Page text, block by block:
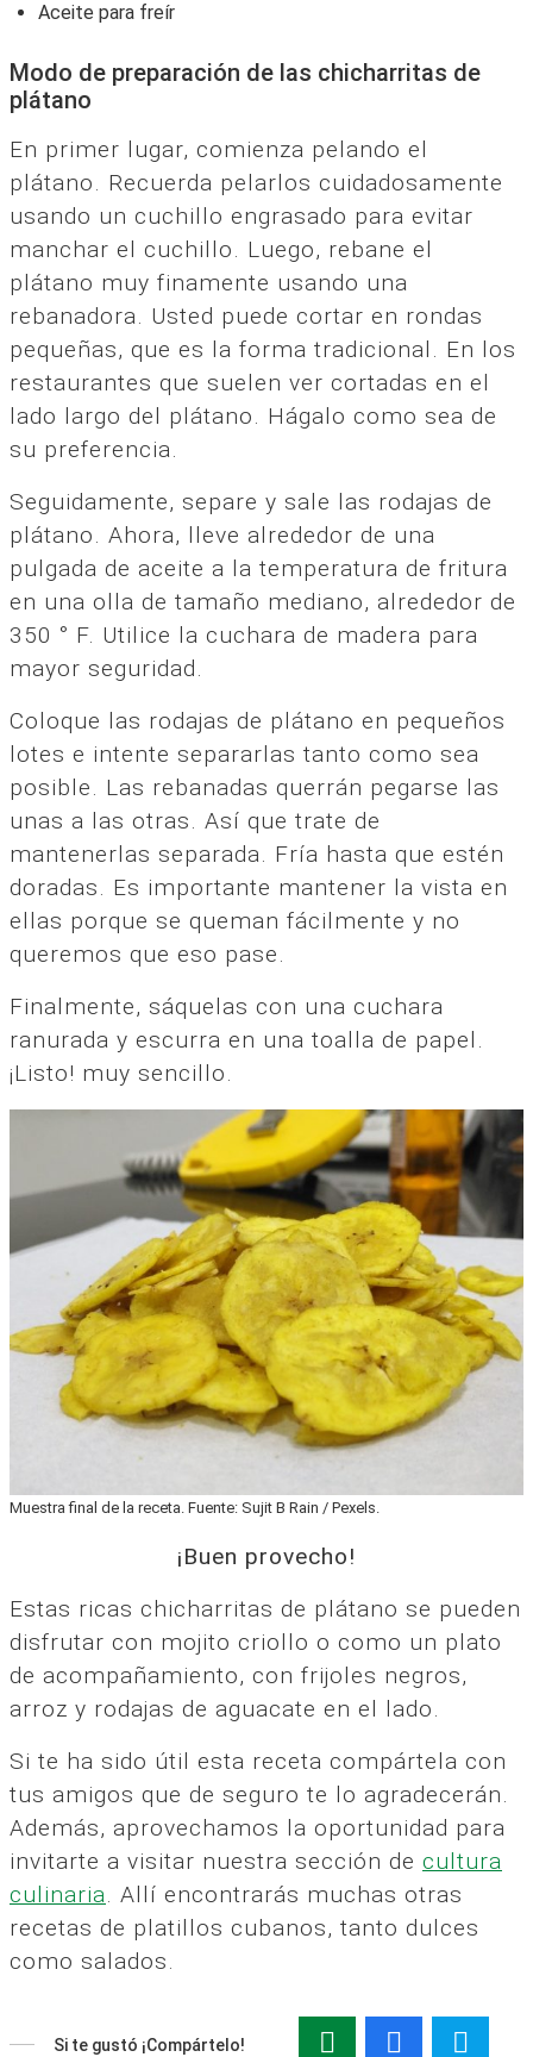
Aceite para freír
Modo de preparación de las chicharritas de
plátano
En primer lugar, comienza pelando el
plátano. Recuerda pelarlos cuidadosamente
usando un cuchillo engrasado para evitar
manchar el cuchillo. Luego, rebane el
plátano muy finamente usando una
rebanadora. Usted puede cortar en rondas
pequeñas, que es la forma tradicional. En los
restaurantes que suelen ver cortadas en el
lado largo del plátano. Hágalo como sea de
su preferencia.
Seguidamente, separe y sale las rodajas de
plátano. Ahora, lleve alrededor de una
pulgada de aceite a la temperatura de fritura
en una olla de tamaño mediano, alrededor de
350 ° F. Utilice la cuchara de madera para
mayor seguridad.
Coloque las rodajas de plátano en pequeños
lotes e intente separarlas tanto como sea
posible. Las rebanadas querrán pegarse las
unas a las otras. Así que trate de
mantenerlas separada. Fría hasta que estén
doradas. Es importante mantener la vista en
ellas porque se queman fácilmente y no
queremos que eso pase.
Finalmente, sáquelas con una cuchara
ranurada y escurra en una toalla de papel.
¡Listo! muy sencillo.
Muestra final de la receta. Fuente: Sujit B Rain / Pexels.
¡Buen provecho!
Estas ricas chicharritas de plátano se pueden
disfrutar con mojito criollo o como un plato
de acompañamiento, con frijoles negros,
arroz y rodajas de aguacate en el lado.
Si te ha sido útil esta receta compártela con
tus amigos que de seguro te lo agradecerán.
Además, aprovechamos la oportunidad para
invitarte a visitar nuestra sección de cultura
culinaria . Allí encontrarás muchas otras
recetas de platillos cubanos, tanto dulces
como salados.
Si te gustó ¡Compártelo!